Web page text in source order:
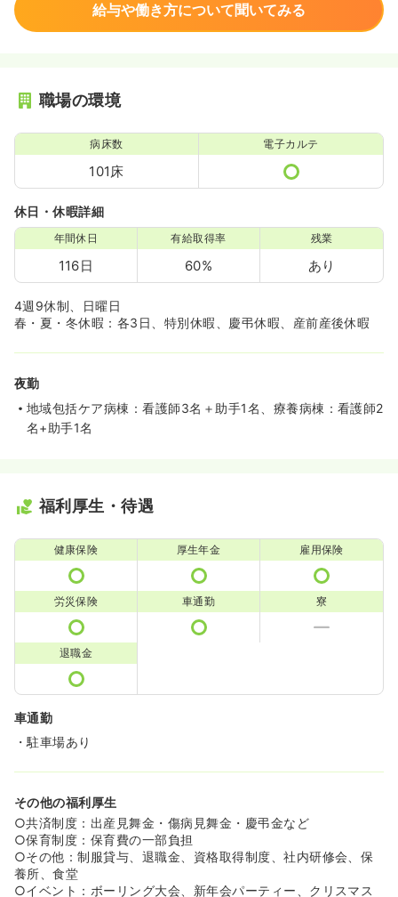
給与や働き方について聞いてみる
職場の環境
病床数
101床
電子カルテ
休日・休暇詳細
年間休日
116日
有給取得率
60%
残業
あり
4週9休制、日曜日
春・夏・冬休暇：各3日、特別休暇、慶弔休暇、産前産後休暇
夜勤
地域包括ケア病棟：看護師3名＋助手1名、療養病棟：看護師2
名+助手1名
福利厚生・待遇
健康保険 厚生年金 雇用保険
労災保険 車通勤 寮
退職金
車通勤
・駐車場あり
その他の福利厚生
○共済制度：出産見舞金・傷病見舞金・慶弔金など
○保育制度：保育費の一部負担
○その他：制服貸与、退職金、資格取得制度、社内研修会、保
養所、食堂
○イベント：ボーリング大会、新年会パーティー、クリスマス